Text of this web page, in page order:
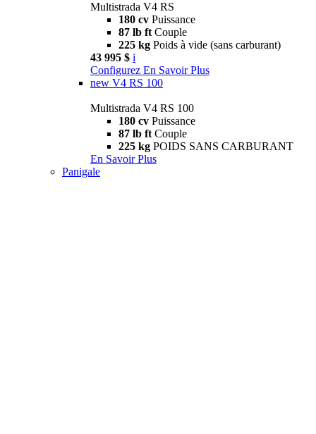
Multistrada V4 RS
180 cv Puissance
87 lb ft Couple
225 kg Poids à vide (sans carburant)
43 995 $ i
Configurez En Savoir Plus
new V4 RS 100
Multistrada V4 RS 100
180 cv Puissance
87 lb ft Couple
225 kg POIDS SANS CARBURANT
En Savoir Plus
Panigale